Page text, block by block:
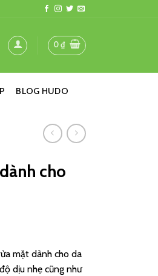
0₫
BLOG HUDO
cho
mặt dành cho da
dịu nhẹ cũng như